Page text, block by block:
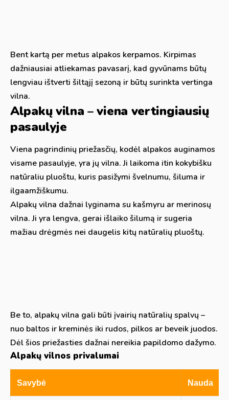
Bent kartą per metus alpakos kerpamos. Kirpimas
dažniausiai atliekamas pavasarį, kad gyvūnams būtų
lengviau ištverti šiltąjį sezoną ir būtų surinkta vertinga
vilna.
Alpakų vilna – viena vertingiausių
pasaulyje
Viena pagrindinių priežasčių, kodėl alpakos auginamos
visame pasaulyje, yra jų vilna. Ji laikoma itin kokybišku
natūraliu pluoštu, kuris pasižymi švelnumu, šiluma ir
ilgaamžiškumu.
Alpakų vilna dažnai lyginama su kašmyru ar merinosų
vilna. Ji yra lengva, gerai išlaiko šilumą ir sugeria
mažiau drėgmės nei daugelis kitų natūralių pluoštų.
Be to, alpakų vilna gali būti įvairių natūralių spalvų –
nuo baltos ir kreminės iki rudos, pilkos ar beveik juodos.
Dėl šios priežasties dažnai nereikia papildomo dažymo.
Alpakų vilnos privalumai
Savybė Nauda